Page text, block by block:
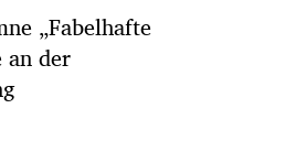
„Fabelhafte
an der